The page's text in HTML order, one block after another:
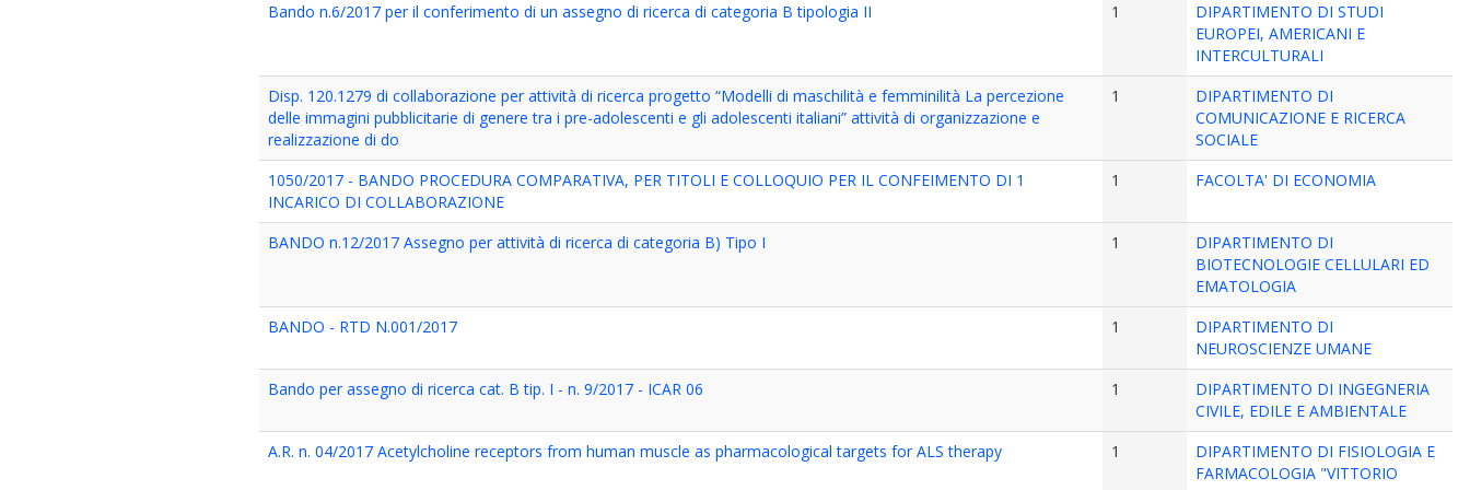
Bando n.6/2017 per il conferimento di un assegno di ricerca di categoria B tipologia II
1
DIPARTIMENTO DI STUDI
EUROPEI, AMERICANI E
INTERCULTURALI
Disp. 120.1279 di collaborazione per attività di ricerca progetto “Modelli di maschilità e femminilità La percezione
delle immagini pubblicitarie di genere tra i pre-adolescenti e gli adolescenti italiani” attività di organizzazione e
realizzazione di do
1
DIPARTIMENTO DI
COMUNICAZIONE E RICERCA
SOCIALE
1050/2017 - BANDO PROCEDURA COMPARATIVA, PER TITOLI E COLLOQUIO PER IL CONFEIMENTO DI 1
INCARICO DI COLLABORAZIONE
1 FACOLTA' DI ECONOMIA
BANDO n.12/2017 Assegno per attività di ricerca di categoria B) Tipo I 1
DIPARTIMENTO DI
BIOTECNOLOGIE CELLULARI ED
EMATOLOGIA
BANDO - RTD N.001/2017
1
DIPARTIMENTO DI
NEUROSCIENZE UMANE
Bando per assegno di ricerca cat. B tip. I - n. 9/2017 - ICAR 06
1
DIPARTIMENTO DI INGEGNERIA
CIVILE, EDILE E AMBIENTALE
A.R. n. 04/2017 Acetylcholine receptors from human muscle as pharmacological targets for ALS therapy
1
DIPARTIMENTO DI FISIOLOGIA E
FARMACOLOGIA "VITTORIO